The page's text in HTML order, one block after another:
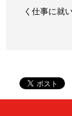
く仕事に就